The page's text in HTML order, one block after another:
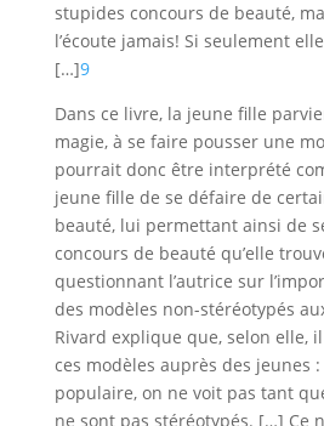
stupides concours de beauté,
l’écoute jamais! Si seulement
[…]9
Dans ce livre, la jeune fille
magie, à se faire pousser une
pourrait donc être interprété
jeune fille de se défaire de
beauté, lui permettant ainsi de
concours de beauté qu’elle
questionnant l’autrice sur
des modèles non-stéréotypés
Rivard explique que, selon elle,
ces modèles auprès des jeunes
populaire, on ne voit pas tant
ne sont pas stéréotypés. […] Ce